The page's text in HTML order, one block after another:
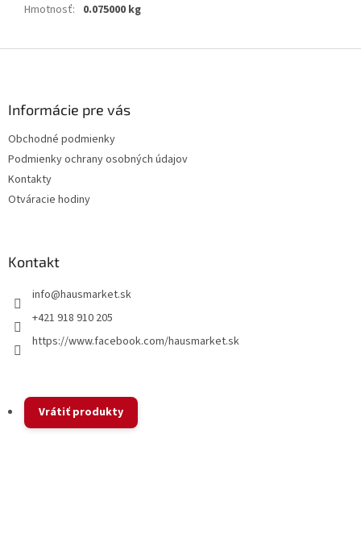
Hmotnosť: 0.075000 kg
Informácie pre vás
Obchodné podmienky
Podmienky ochrany osobných údajov
Kontakty
Otváracie hodiny
Kontakt
info@hausmarket.sk
+421 918 910 205
https://www.facebook.com/hausmarket.sk
Vrátiť produkty